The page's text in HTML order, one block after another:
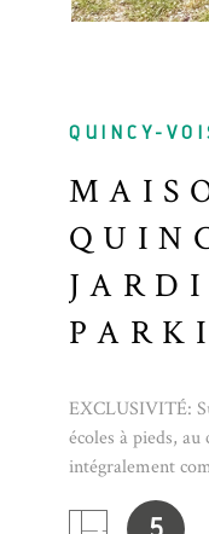
QUINCY-
EXCLUSIVITÉ:
écoles à pieds,
intégralement
2 chambres,
parking. Le tout